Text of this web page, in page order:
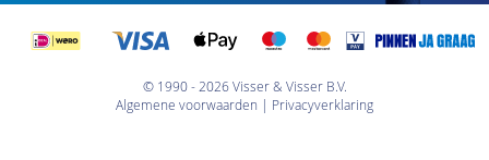
© 1990 - 2026 Visser & Visser B.V.
Algemene voorwaarden
Privacyverklaring